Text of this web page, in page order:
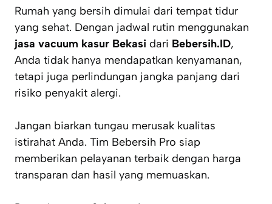
Rumah yang bersih dimulai dari tempat tidur
yang sehat. Dengan jadwal rutin menggunakan
jasa vacuum kasur Bekasi dari Bebersih.ID,
Anda tidak hanya mendapatkan kenyamanan,
tetapi juga perlindungan jangka panjang dari
risiko penyakit alergi.
Jangan biarkan tungau merusak kualitas
istirahat Anda. Tim Bebersih Pro siap
memberikan pelayanan terbaik dengan harga
transparan dan hasil yang memuaskan.